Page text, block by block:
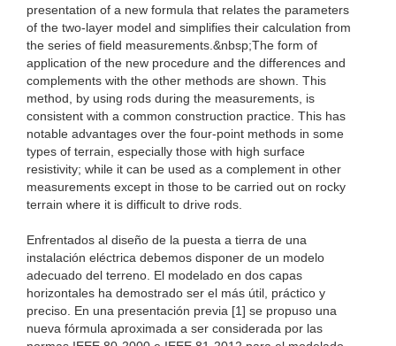
presentation of a new formula that relates the parameters
of the two-layer model and simplifies their calculation from
the series of field measurements.&nbsp;The form of
application of the new procedure and the differences and
complements with the other methods are shown. This
method, by using rods during the measurements, is
consistent with a common construction practice. This has
notable advantages over the four-point methods in some
types of terrain, especially those with high surface
resistivity; while it can be used as a complement in other
measurements except in those to be carried out on rocky
terrain where it is difficult to drive rods.
Enfrentados al diseño de la puesta a tierra de una
instalación eléctrica debemos disponer de un modelo
adecuado del terreno. El modelado en dos capas
horizontales ha demostrado ser el más útil, práctico y
preciso. En una presentación previa [1] se propuso una
nueva fórmula aproximada a ser considerada por las